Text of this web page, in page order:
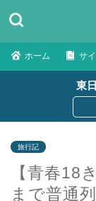
ホーム サ
東
旅行記
【青春18
まで普通